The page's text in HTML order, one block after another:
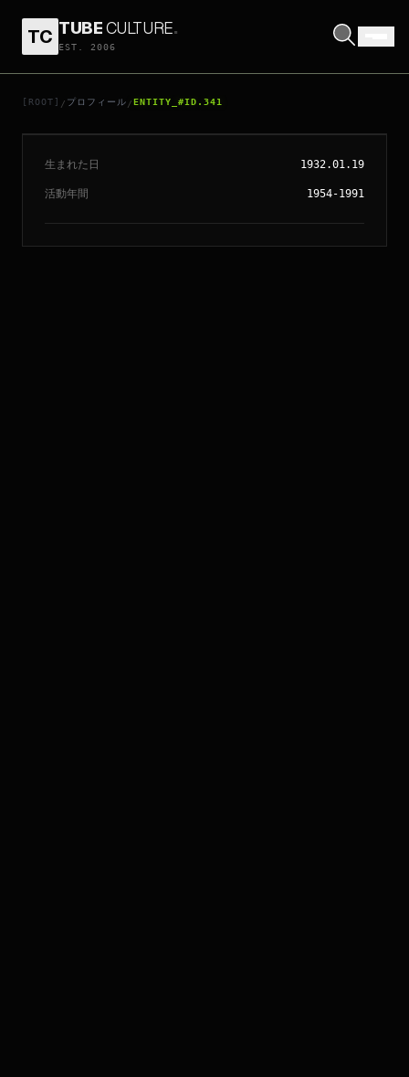
TC TUBECULTURE.
EST. 2006
[ROOT] / プロフィール /ENTITY_#ID.341
// ENTITY_#ID.341
RICHARD LESTER
生まれた日 1932.01.19
活動年間 1954-1991